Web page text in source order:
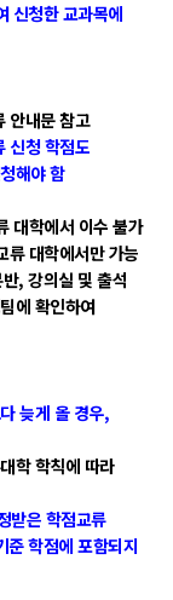
신청한 교과목에
안내문 참고
신청 학점도
해야 함
대학에서 이수 불가
대학에서만 가능
, 강의실 및 출석
에 확인하여
늦게 올 경우,
학 학칙에 따라
받은 학점교류
준 학점에 포함되지